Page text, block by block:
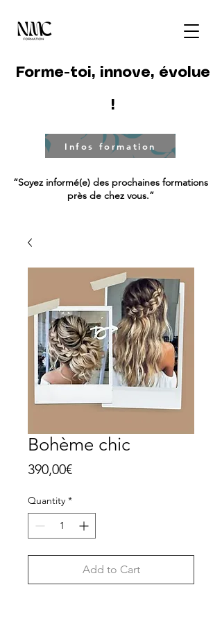
Forme-toi, innove, évolue
!
“Soyez informé(e) des prochaines formations
près de chez vous.”
Infos formation
Bohème chic
390,00€Price
Quantity *
Add to Cart